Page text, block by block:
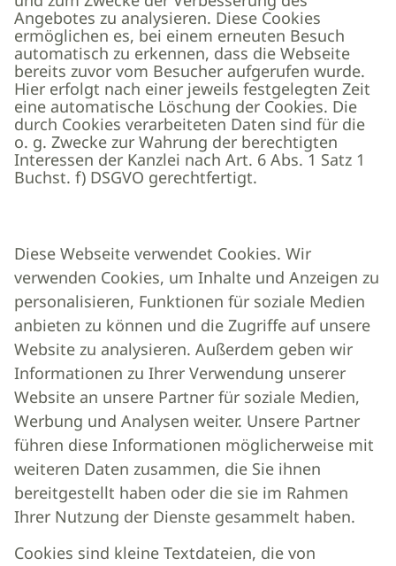
Angebotes zu analysieren. Diese Cookies
ermöglichen es, bei einem erneuten Besuch
automatisch zu erkennen, dass die Webseite
bereits zuvor vom Besucher aufgerufen wurde.
Hier erfolgt nach einer jeweils festgelegten Zeit
eine automatische Löschung der Cookies. Die
durch Cookies verarbeiteten Daten sind für die
o. g. Zwecke zur Wahrung der berechtigten
Interessen der Kanzlei nach Art. 6 Abs. 1 Satz 1
Buchst. f) DSGVO gerechtfertigt.
Diese Webseite verwendet Cookies. Wir
verwenden Cookies, um Inhalte und Anzeigen zu
personalisieren, Funktionen für soziale Medien
anbieten zu können und die Zugriffe auf unsere
Website zu analysieren. Außerdem geben wir
Informationen zu Ihrer Verwendung unserer
Website an unsere Partner für soziale Medien,
Werbung und Analysen weiter. Unsere Partner
führen diese Informationen möglicherweise mit
weiteren Daten zusammen, die Sie ihnen
bereitgestellt haben oder die sie im Rahmen
Ihrer Nutzung der Dienste gesammelt haben.
Cookies sind kleine Textdateien, die von